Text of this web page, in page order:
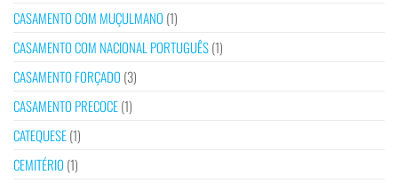
CASAMENTO COM MUÇULMANO (1)
CASAMENTO COM NACIONAL PORTUGUÊS(1)
CASAMENTO FORÇADO (3)
CASAMENTO PRECOCE(1)
CATEQUESE(1)
CEMITÉRIO (1)